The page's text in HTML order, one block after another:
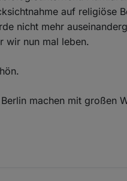
auf religiöse
nicht mehr
wir nun mal leben.
machen mit großen